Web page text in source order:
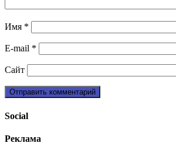
Имя *
E-mail *
Сайт
Social
Реклама